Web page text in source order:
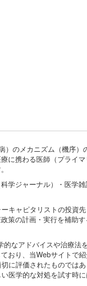
のメカニズム（機序）
に携わる医師（プライ
学ジャーナル）・医学
ャピタリストの投資先
策の計画・実行を補助
なアドバイスや治療法
おり、当Webサイトで
に評価されたものでは
医学的な対処を試す時